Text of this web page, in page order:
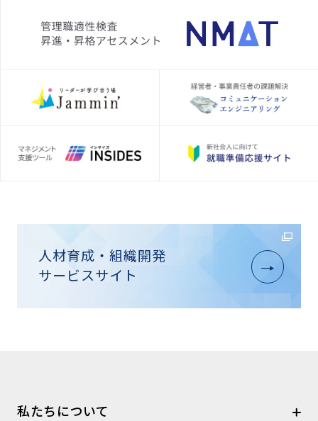
人材育成・組織開発
サービスサイト
私たちについて